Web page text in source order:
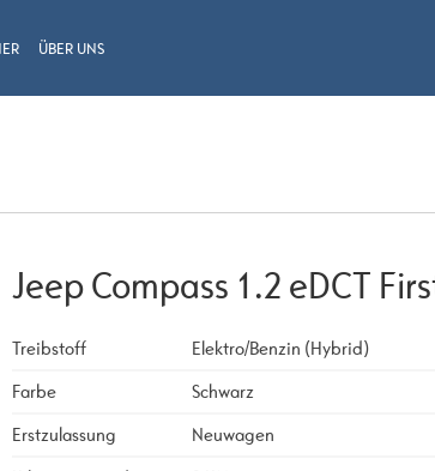
ÜBER UNS
Jeep Compass 1.2 eDCT
Treibstoff
Elektro/Benzin (Hybrid)
Farbe
Schwarz
Erstzulassung
Neuwagen